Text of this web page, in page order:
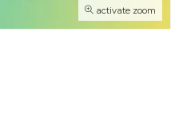
activate zoom